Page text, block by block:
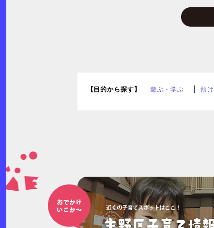
園
【目的から探す】 遊ぶ・学ぶ 預